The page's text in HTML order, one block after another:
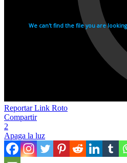
Reportar Link Roto
Compartir
2
Apaga la luz